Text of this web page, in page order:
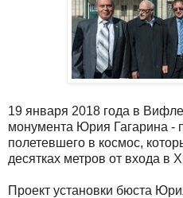
19 января 2018 года в
монумента Юрия Гагарина -
полетевшего в космос,
десятках метров от входа в
Проект установки бюста